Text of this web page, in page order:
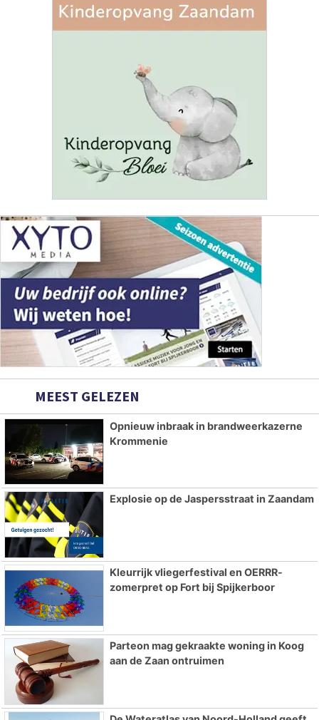
MEEST GELEZEN
Opnieuw inbraak in brandweerkazerne
Krommenie
Explosie op de Jaspersstraat in Zaandam
Kleurrijk vliegerfestival en OERRR-
zomerpret op Fort bij Spijkerboor
Parteon mag gekraakte woning in Koog
aan de Zaan ontruimen